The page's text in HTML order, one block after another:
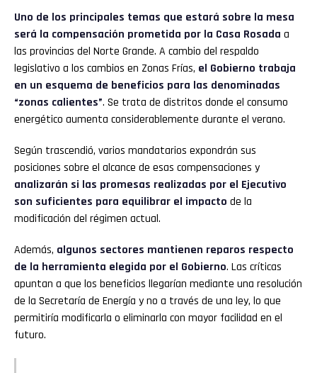
Uno de los principales temas que estará sobre la mesa
será la compensación prometida por la Casa Rosada a
las provincias del Norte Grande. A cambio del respaldo
legislativo a los cambios en Zonas Frías, el Gobierno trabaja
en un esquema de beneficios para las denominadas
“zonas calientes”. Se trata de distritos donde el consumo
energético aumenta considerablemente durante el verano.
Según trascendió, varios mandatarios expondrán sus
posiciones sobre el alcance de esas compensaciones y
analizarán si las promesas realizadas por el Ejecutivo
son suficientes para equilibrar el impacto de la
modificación del régimen actual.
Además, algunos sectores mantienen reparos respecto
de la herramienta elegida por el Gobierno. Las críticas
apuntan a que los beneficios llegarían mediante una resolución
de la Secretaría de Energía y no a través de una ley, lo que
permitiría modificarla o eliminarla con mayor facilidad en el
futuro.